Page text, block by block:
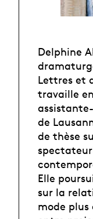
Delphine
Lettres et
travaille
de
de thèse
Elle
sur la
mode